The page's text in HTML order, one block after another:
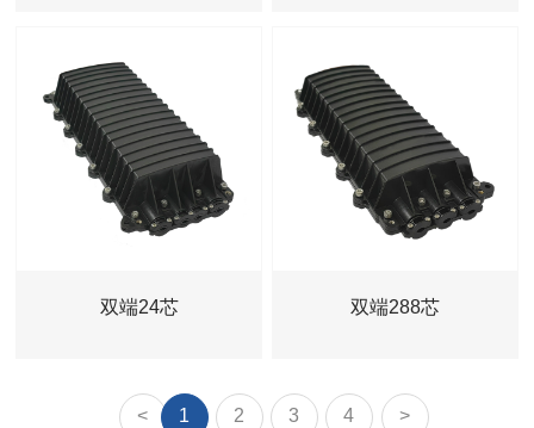
双端24芯 双端288芯
< 1 2 3 4 >